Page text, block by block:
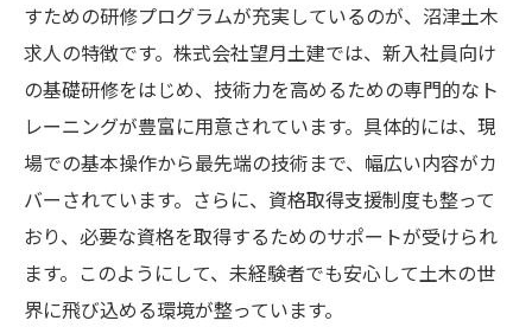
すための研修プログラムが充実しているのが、沼津土木
求人の特徴です。株式会社望月土建では、新入社員向け
の基礎研修をはじめ、技術力を高めるための専門的なト
レーニングが豊富に用意されています。具体的には、現
場での基本操作から最先端の技術まで、幅広い内容がカ
バーされています。さらに、資格取得支援制度も整って
おり、必要な資格を取得するためのサポートが受けられ
ます。このようにして、未経験者でも安心して土木の世
界に飛び込める環境が整っています。